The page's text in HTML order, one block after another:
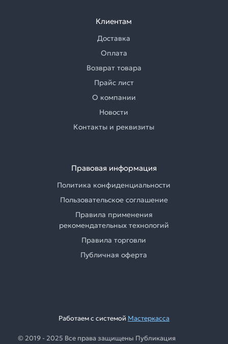
Клиентам
Доставка
Оплата
Возврат товара
Прайс лист
О компании
Новости
Контакты и реквизиты
Правовая информация
Политика конфиденциальности
Пользовательское соглашение
Правила применения
рекомендательных технологий
Правила торговли
Публичная оферта
Работаем с системой Мастеркасса
© 2019 - 2025 Все права защищены Публикация